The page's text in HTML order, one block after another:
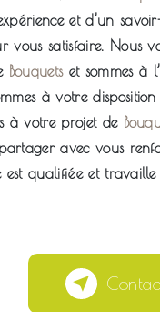
et d’un
vous satisfaire. Nous
Bouquetset sommes à
à votre
à votre projet de
avec vous
est qualifiée et